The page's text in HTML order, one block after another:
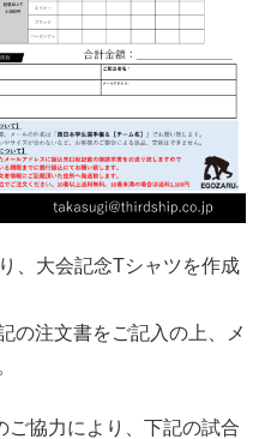
、大会記念Tシャツを作成
の注文書をご記入の上、メ
ご協力により、下記の試合